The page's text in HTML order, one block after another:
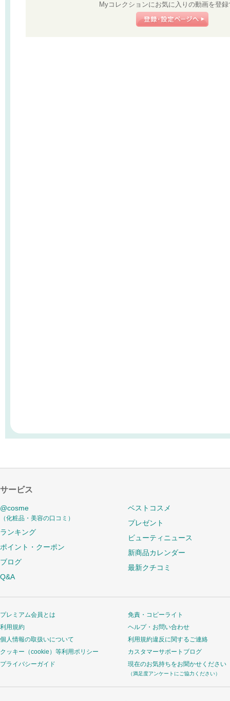
Myコレクションにお気に入りの動画を登録
サービス
@cosme
（化粧品・美容の口コミ）
ランキング
ポイント・クーポン
ブログ
Q&A
ベストコスメ
プレゼント
ビューティニュース
新商品カレンダー
最新クチコミ
プレミアム会員とは
利用規約
個人情報の取扱いについて
クッキー（cookie）等利用ポリシー
プライバシーガイド
免責・コピーライト
ヘルプ・お問い合わせ
利用規約違反に関するご連絡
カスタマーサポートブログ
現在のお気持ちをお聞かせください
（満足度アンケートにご協力ください）